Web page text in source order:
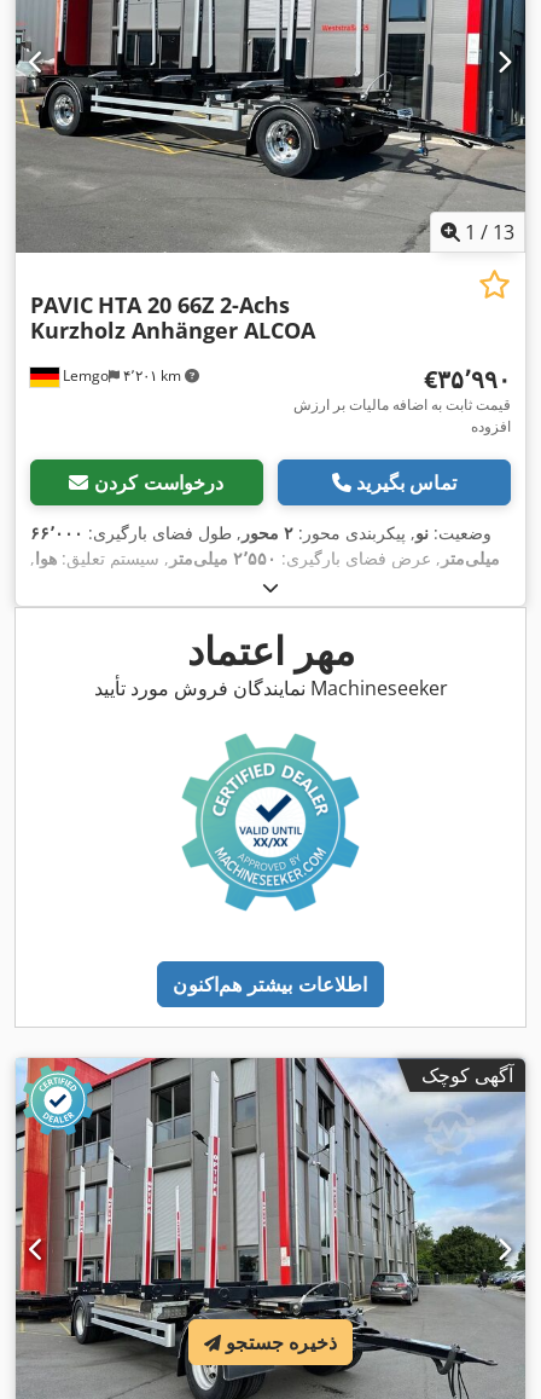
1 / 13
Lemgo ۴٬۲۰۱ km
PAVIC HTA 20 66Z 2-Achs
Kurzholz Anhänger ALCOA
‎€۳۵٬۹۹۰
قیمت ثابت به اضافه مالیات بر ارزش
افزوده
درخواست کردن تماس بگیرید
وضعیت: نو, پیکربندی محور: ۲ محور , طول فضای بارگیری: ۶۶٬۰۰۰
میلی‌متر , عرض فضای بارگیری: ۲٬۵۵۰ میلی‌متر , سیستم تعلیق: هوا,
مهر اعتماد
نمایندگان فروش مورد تأیید Machineseeker
اطلاعات بیشتر هم‌اکنون
آگهی کوچک
ذخیره جستجو